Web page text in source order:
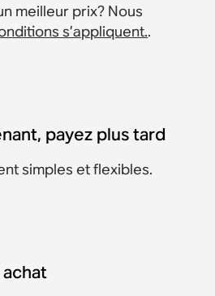
meilleur prix? Nous
s’appliquent..
payez plus tard
simples et flexibles.